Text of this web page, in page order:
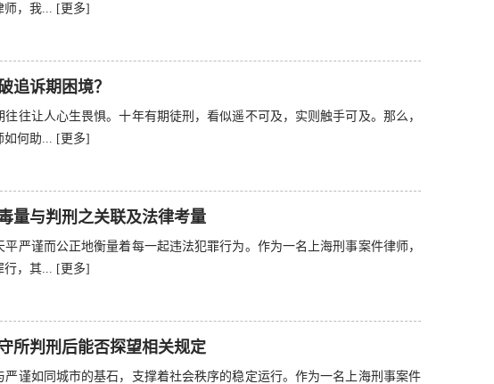
，我... [更多]
追诉期困境？
往让人心生畏惧。十年有期徒刑，看似遥不可及，实则触手可及。那么，
何助... [更多]
量与判刑之关联及法律考量
严谨而公正地衡量着每一起违法犯罪行为。作为一名上海刑事案件律师，
，其... [更多]
所判刑后能否探望相关规定
谨如同城市的基石，支撑着社会秩序的稳定运行。作为一名上海刑事案件